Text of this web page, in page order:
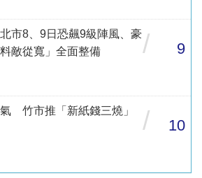
市8、9日恐飆9級陣風、豪
敵從寬」全面整備
/ 9
竹市推「新紙錢三燒」
/ 10